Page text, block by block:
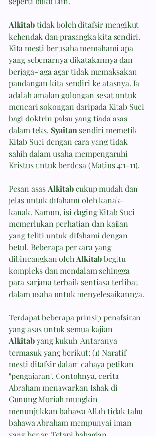
Alkitab tidak boleh ditafsir mengikut
kehendak dan prasangka kita sendiri.
Kita mesti berusaha memahami apa
yang sebenarnya dikatakannya dan
berjaga-jaga agar tidak memaksakan
pandangan kita sendiri ke atasnya. Ia
adalah amalan golongan sesat untuk
mencari sokongan daripada Kitab Suci
bagi doktrin palsu yang tiada asas
dalam teks. Syaitan sendiri memetik
Kitab Suci dengan cara yang tidak
sahih dalam usaha mempengaruhi
Kristus untuk berdosa (Matius 4:1-11).
Pesan asas Alkitab cukup mudah dan
jelas untuk difahami oleh kanak-
kanak. Namun, isi daging Kitab Suci
memerlukan perhatian dan kajian
yang teliti untuk difahami dengan
betul. Beberapa perkara yang
dibincangkan oleh Alkitab begitu
kompleks dan mendalam sehingga
para sarjana terbaik sentiasa terlibat
dalam usaha untuk menyelesaikannya.
Terdapat beberapa prinsip penafsiran
yang asas untuk semua kajian
Alkitab yang kukuh. Antaranya
termasuk yang berikut: (1) Naratif
mesti ditafsir dalam cahaya petikan
"pengajaran". Contohnya, cerita
Abraham menawarkan Ishak di
Gunung Moriah mungkin
menunjukkan bahawa Allah tidak tahu
bahawa Abraham mempunyai iman